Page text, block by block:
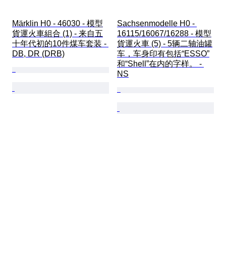
Märklin H0 - 46030 - 模型
貨運火車組合 (1) - 来自五
十年代初的10件煤车套装 -
DB, DR (DRB)
Sachsenmodelle H0 -
16115/16067/16288 - 模型
貨運火車 (5) - 5辆二轴油罐
车，车身印有包括“ESSO”
和“Shell”在内的字样。 -
NS